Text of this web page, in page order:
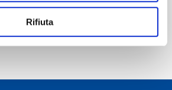
Rifiuta